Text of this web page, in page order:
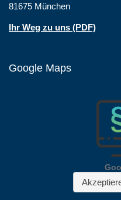
81675 München
Ihr Weg zu uns (PDF)
Google Maps